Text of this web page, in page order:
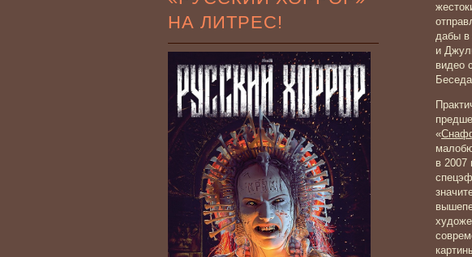
НА ЛИТРЕС!
дабы в
и
видео
«
в 2007